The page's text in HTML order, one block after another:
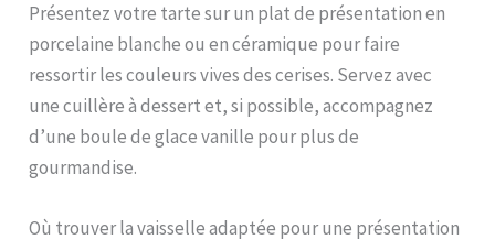
Présentez votre tarte sur un plat de présentation en
porcelaine blanche ou en céramique pour faire
ressortir les couleurs vives des cerises. Servez avec
une cuillère à dessert et, si possible, accompagnez
d’une boule de glace vanille pour plus de
gourmandise.
Où trouver la vaisselle adaptée pour une présentation